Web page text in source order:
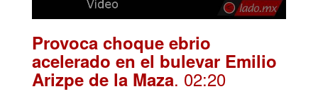
Provoca choque ebrio
acelerado en el bulevar Emilio
Arizpe de la Maza. 02:20